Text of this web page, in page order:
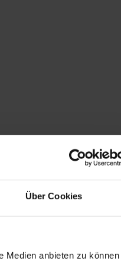
Über Cookies
Medien anbieten zu können